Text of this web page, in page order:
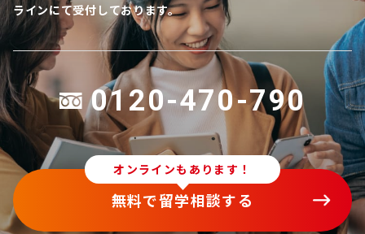
ラインにて受付しております。
0120-470-790
オンラインもあります！
無料で留学相談する